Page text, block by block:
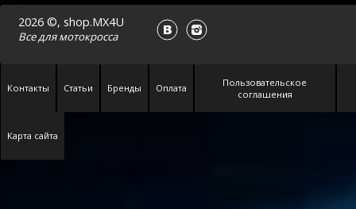
2026 ©, shop.MX4U
Все длямотокросса
Контакты Статьи Бренды Оплата
Пользовательское
соглашения
Карта сайта